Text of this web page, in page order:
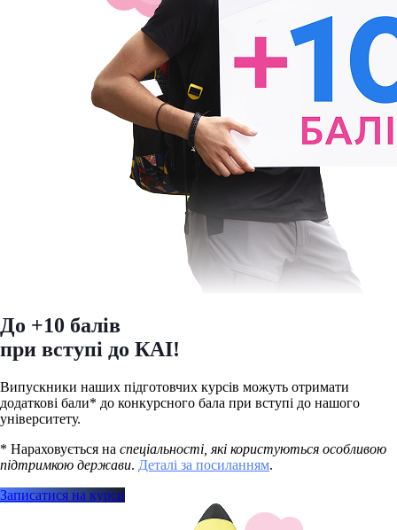
До +10 балів
при вступі до КАІ!
Випускники наших підготовчих курсів можуть отримати
додаткові бали* до конкурсного бала при вступі до нашого
університету.
* Нараховується на спеціальності, які користуються особливою
підтримкою держави. Деталі за посиланням.
Записатися на курси